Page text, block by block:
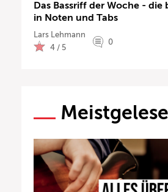
Das Bassriff der Woche - die
in Noten und Tabs
Lars Lehmann
4 / 5
0